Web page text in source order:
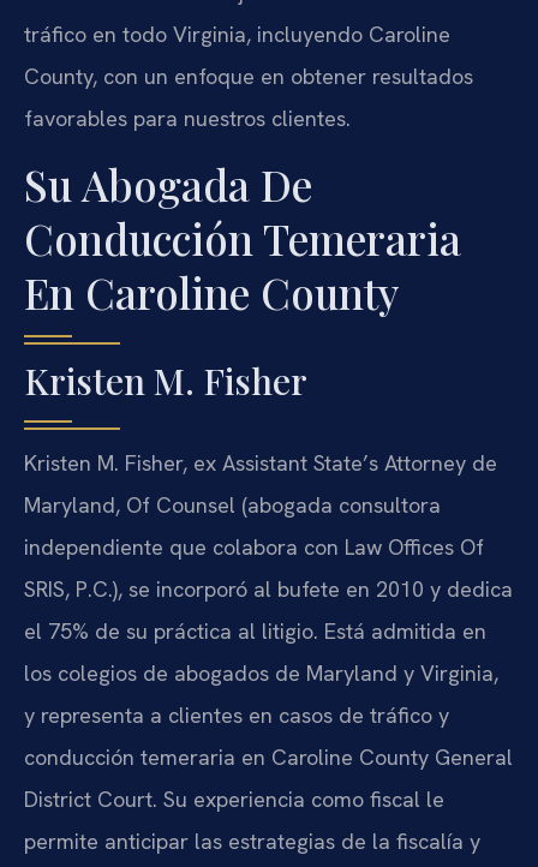
tráfico en todo Virginia, incluyendo Caroline
County, con un enfoque en obtener resultados
favorables para nuestros clientes.
Su Abogada De
Conducción Temeraria
En Caroline County
Kristen M. Fisher
Kristen M. Fisher, ex Assistant State’s Attorney de
Maryland, Of Counsel (abogada consultora
independiente que colabora con Law Offices Of
SRIS, P.C.), se incorporó al bufete en 2010 y dedica
el 75% de su práctica al litigio. Está admitida en
los colegios de abogados de Maryland y Virginia,
y representa a clientes en casos de tráfico y
conducción temeraria en Caroline County General
District Court. Su experiencia como fiscal le
permite anticipar las estrategias de la fiscalía y